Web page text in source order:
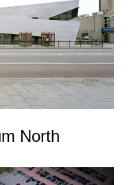
North